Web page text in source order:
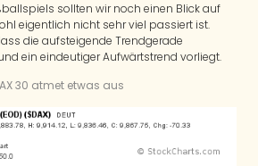
sollten wir noch einen Blick auf
eigentlich nicht sehr viel passiert ist.
die aufsteigende Trendgerade
ein eindeutiger Aufwärtstrend vorliegt.
30 atmet etwas aus